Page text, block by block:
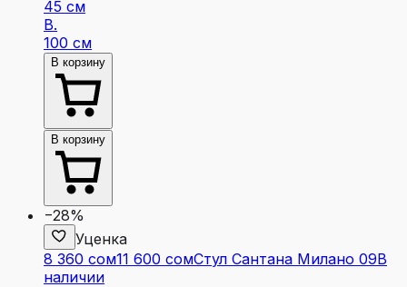
45 см
В.
100 см
В корзину
В корзину
−28%
Уценка
8 360 сом11 600 сомСтул Сантана Милано 09В
наличии